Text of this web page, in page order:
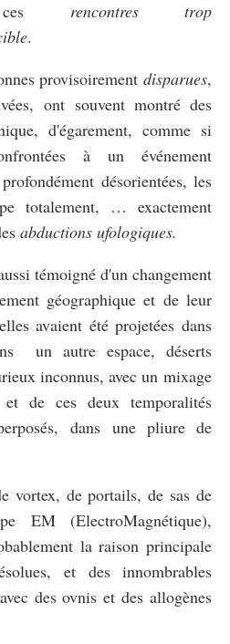
ces rencontres trop
.
provisoirement disparues,
ont souvent montré des
d'égarement, comme si
à un événement
désorientées, les
totalement, … exactement
abductions ufologiques.
témoigné d'un changement
géographique et de leur
avaient été projetées dans
un autre espace, déserts
inconnus, avec un mixage
de ces deux temporalités
dans une pliure de
vortex, de portails, de sas de
EM (ElectroMagnétique),
la raison principale
et des innombrables
des ovnis et des allogènes